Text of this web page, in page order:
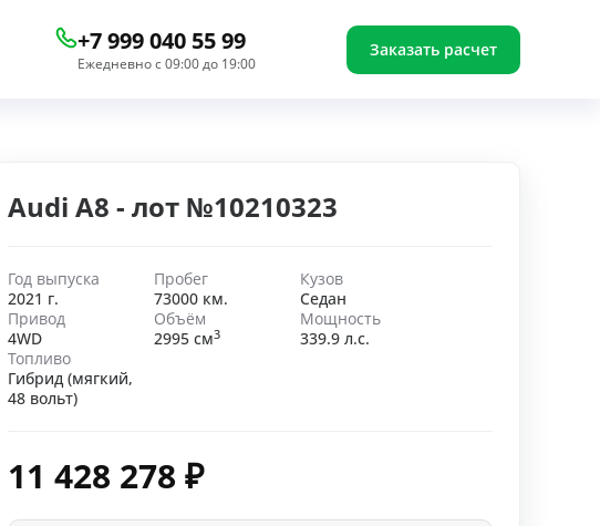
+7 999 040 55 99
Ежедневно с 09:00 до 19:00
Заказать расчет
Audi A8 - лот №10210323
Год выпуска
2021 г.
Пробег
73000 км.
Кузов
Седан
Привод
4WD
Объём
2995 см3
Мощность
339.9 л.с.
Топливо
Гибрид (мягкий,
48 вольт)
11 428 278 ₽